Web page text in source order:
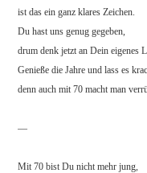
ist das ein ganz klares Zeichen.
Du hast uns genug gegeben,
drum denk jetzt an Dein eigenes
Genieße die Jahre und lass es
denn auch mit 70 macht man
—
Mit 70 bist Du nicht mehr jung,